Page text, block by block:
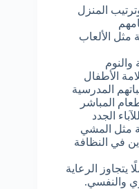
المنزل
مثل الألعاب
والنوم
الأطفال
المدرسية
المباشر
الجدد
مثل المشي
في النظافة
يتجاوز الرعاية
والنفسي.